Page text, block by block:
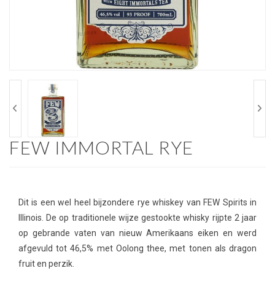
FEW IMMORTAL RYE
Dit is een wel heel bijzondere rye whiskey van FEW Spirits in
Illinois. De op traditionele wijze gestookte whisky rijpte 2 jaar
op gebrande vaten van nieuw Amerikaans eiken en werd
afgevuld tot 46,5% met Oolong thee, met tonen als dragon
fruit en perzik.